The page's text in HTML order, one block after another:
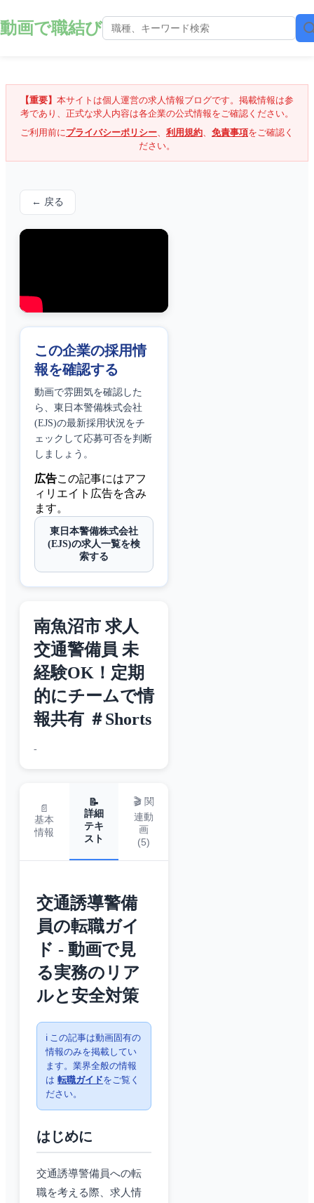
動画で職結び
【重要】 本サイトは個人運営の求人情報ブログです。掲載情報は参
考であり、正式な求人内容は各企業の公式情報をご確認ください。
ご利用前にプライバシーポリシー、 利用規約、 免責事項をご確認く
ださい。
← 戻る
この企業の採用情
報を確認する
動画で雰囲気を確認した
ら、 東日本警備株式会社
(EJS)の最新採用状況をチ
ェックして応募可否を判断
しましょう。
広告この記事にはアフ
ィリエイト広告を含み
ます。
東日本警備株式会社
(EJS)の求人一覧を検
索する
南魚沼市 求人
交通警備員 未
経験OK！定期
的にチームで情
報共有 ＃Shorts
-
📄
基本
情報
📝
詳細
テキ
スト
🎬 関
連動
画
(5)
交通誘導警備
員の転職ガイ
ド - 動画で見
る実務のリア
ルと安全対策
ℹ️ この記事は動画固有の
情報のみを掲載してい
ます。業界全般の情報
は 転職ガイドをご覧く
ださい。
はじめに
交通誘導警備員への転
職を考える際、求人情